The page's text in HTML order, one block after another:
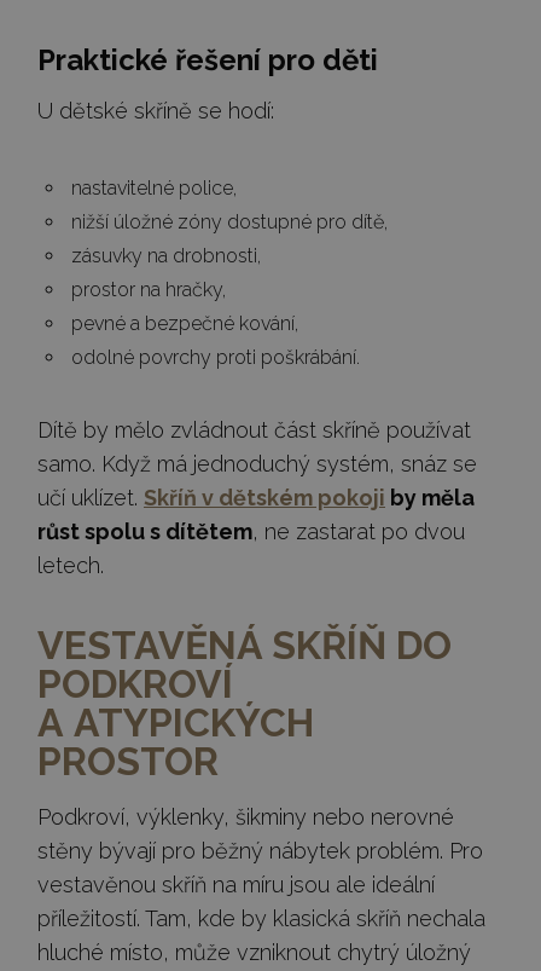
Praktické řešení pro děti
U dětské skříně se hodí:
nastavitelné police,
nižší úložné zóny dostupné pro dítě,
zásuvky na drobnosti,
prostor na hračky,
pevné a bezpečné kování,
odolné povrchy proti poškrábání.
Dítě by mělo zvládnout část skříně používat
samo. Když má jednoduchý systém, snáz se
učí uklízet. Skříň v dětském pokoji by měla
růst spolu s dítětem, ne zastarat po dvou
letech.
VESTAVĚNÁ SKŘÍŇ DO
PODKROVÍ
A ATYPICKÝCH
PROSTOR
Podkroví, výklenky, šikminy nebo nerovné
stěny bývají pro běžný nábytek problém. Pro
vestavěnou skříň na míru jsou ale ideální
příležitostí. Tam, kde by klasická skříň nechala
hluché místo, může vzniknout chytrý úložný